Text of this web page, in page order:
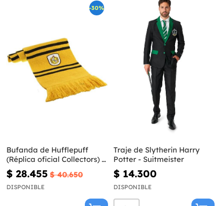
-30%
Bufanda de Hufflepuff
(Réplica oficial Collectors) -
Harry Potter
$ 28.455 $ 40.650
DISPONIBLE
Traje de Slytherin Harry
Potter - Suitmeister
$ 14.300
DISPONIBLE